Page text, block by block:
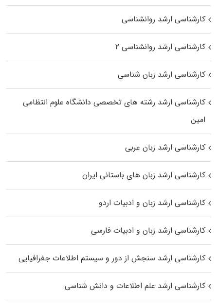
کارشناسی ارشد روانشناسی
کارشناسی ارشد روانشناسی ۲
کارشناسی ارشد زبان شناسی
کارشناسی ارشد رﺷﺘﻪ ﻫﺎی تخصصی داﻧﺸﮕﺎه ﻋﻠﻮم انتظامی
اﻣﻴﻦ
کارشناسی ارشد زبان عربی
کارشناسی ارشد زبان‌ های باستانی ایران
کارشناسی ارشد زبان و ادبیات اردو
کارشناسی ارشد زبان و ادبیات فارسی
کارشناسی ارشد سنجش از دور و سیستم اطلاعات جغرافیایی
کارشناسی ارشد علم اطلاعات و دانش شناسی